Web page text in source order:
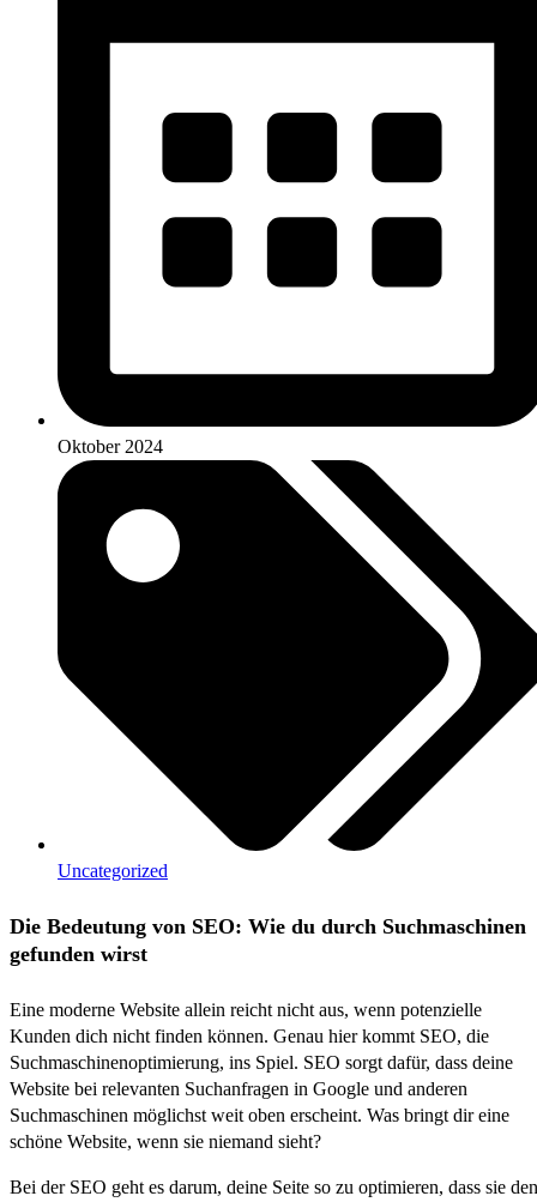
Oktober 2024
Uncategorized
Die Bedeutung von SEO: Wie du durch Suchmaschinen
gefunden wirst
Eine moderne Website allein reicht nicht aus, wenn potenzielle
Kunden dich nicht finden können. Genau hier kommt SEO, die
Suchmaschinenoptimierung, ins Spiel. SEO sorgt dafür, dass deine
Website bei relevanten Suchanfragen in Google und anderen
Suchmaschinen möglichst weit oben erscheint. Was bringt dir eine
schöne Website, wenn sie niemand sieht?
Bei der SEO geht es darum, deine Seite so zu optimieren, dass sie den